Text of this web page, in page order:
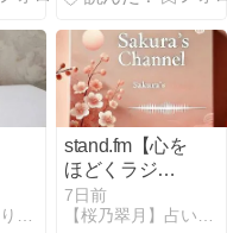
stand.fm【心を
ほどくラジ
オ】備えは、
不安をなくす
7日前